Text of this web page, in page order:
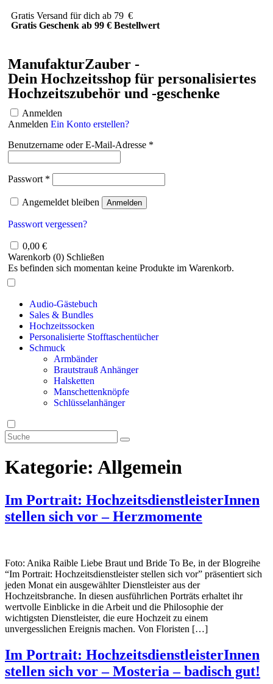
Gratis Versand für dich ab 79 €
Gratis Geschenk ab 99 € Bestellwert
ManufakturZauber -
Dein Hochzeitsshop für personalisiertes
Hochzeitszubehör und -geschenke
Anmelden
Anmelden Ein Konto erstellen?
Benutzername oder E-Mail-Adresse *
Passwort *
Angemeldet bleiben Anmelden
Passwort vergessen?
0,00 €
Warenkorb (0) Schließen
Es befinden sich momentan keine Produkte im Warenkorb.
Audio-Gästebuch
Sales & Bundles
Hochzeitssocken
Personalisierte Stofftaschentücher
Schmuck
Armbänder
Brautstrauß Anhänger
Halsketten
Manschettenknöpfe
Schlüsselanhänger
Kategorie: Allgemein
Im Portrait: HochzeitsdienstleisterInnen
stellen sich vor – Herzmomente
Foto: Anika Raible Liebe Braut und Bride To Be, in der Blogreihe
“Im Portrait: Hochzeitsdienstleister stellen sich vor” präsentiert sich
jeden Monat ein ausgewählter Dienstleister aus der
Hochzeitsbranche. In diesen ausführlichen Porträts erhaltet ihr
wertvolle Einblicke in die Arbeit und die Philosophie der
wichtigsten Dienstleister, die eure Hochzeit zu einem
unvergesslichen Ereignis machen. Von Floristen […]
Im Portrait: HochzeitsdienstleisterInnen
stellen sich vor – Mosteria – badisch gut!